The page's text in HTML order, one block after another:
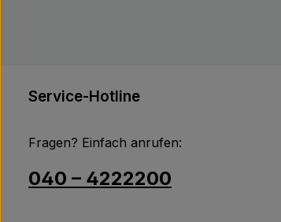
Service-Hotline
Fragen? Einfach anrufen:
040 – 4222200